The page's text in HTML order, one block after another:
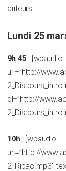
auteurs.
Lundi 25
9h 45 : [wpaudio
url=”http://
dl=”http://
10h : [wpaudio
url=”http://
2_Ribac.mp3″